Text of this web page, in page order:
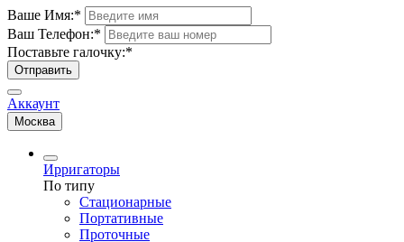
Ваше Имя:*
Ваш Телефон:*
Поставьте галочку:*
Отправить
Аккаунт
Москва
Ирригаторы
По типу
Стационарные
Портативные
Проточные